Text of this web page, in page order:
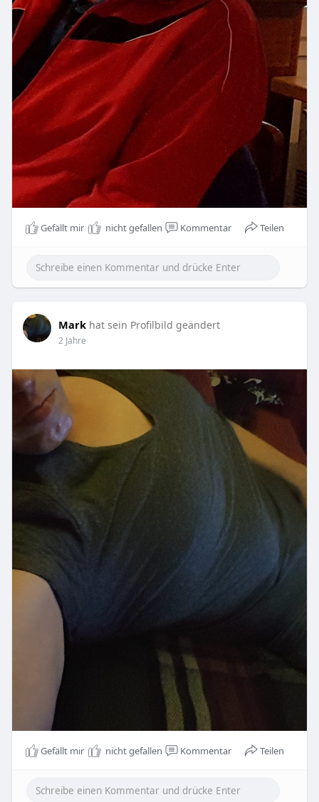
Gefällt mir nicht gefallen Kommentar Teilen
Mark hat sein Profilbild geändert
2 Jahre
Gefällt mir nicht gefallen Kommentar Teilen